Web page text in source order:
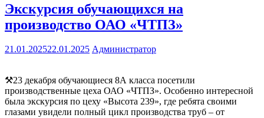
Экскурсия обучающихся на
производство ОАО «ЧТПЗ»
21.01.202522.01.2025 Администратор
⚒23 декабря обучающиеся 8А класса посетили
производственные цеха ОАО «ЧТПЗ». Особенно интересной
была экскурсия по цеху «Высота 239», где ребята своими
глазами увидели полный цикл производства труб – от